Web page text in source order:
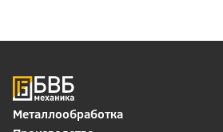
Металлообработка